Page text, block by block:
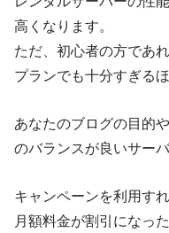
高くなります。
ただ、初心者の方であ
プランでも十分すぎる
あなたのブログの目的
のバランスが良いサー
キャンペーンを利用す
月額料金が割引になっ